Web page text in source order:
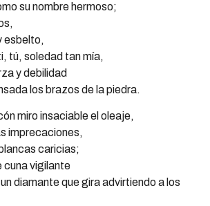
su nombre hermoso;
esbelto,
tú, soledad tan mía,
y debilidad
los brazos de la piedra.
miro insaciable el oleaje,
imprecaciones,
caricias;
cuna vigilante
diamante que gira advirtiendo a los